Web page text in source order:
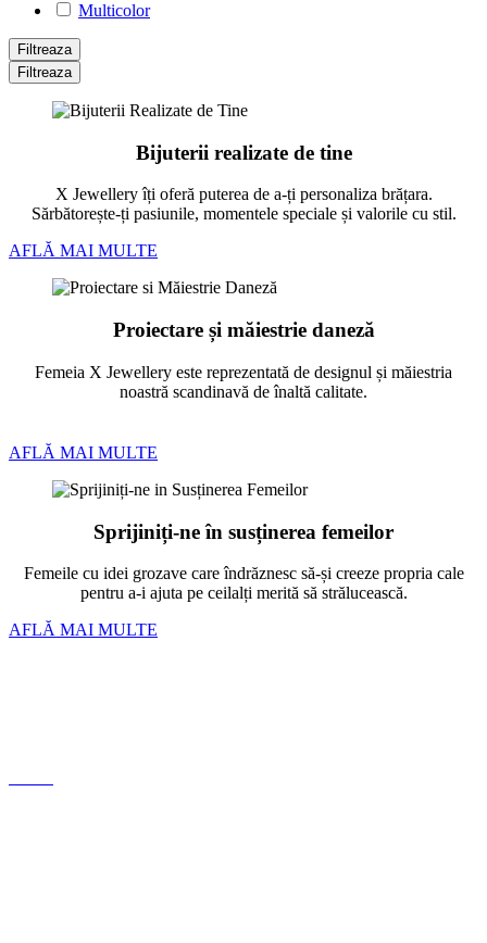
Multicolor
Filtreaza
Filtreaza
Bijuterii realizate de tine
X Jewellery îți oferă puterea de a-ți personaliza brățara.
Sărbătorește-ți pasiunile, momentele speciale și valorile cu stil.
AFLĂ MAI MULTE
Proiectare și măiestrie daneză
Femeia X Jewellery este reprezentată de designul și măiestria
noastră scandinavă de înaltă calitate.
AFLĂ MAI MULTE
Sprijiniți-ne în susținerea femeilor
Femeile cu idei grozave care îndrăznesc să-și creeze propria cale
pentru a-i ajuta pe ceilalți merită să strălucească.
AFLĂ MAI MULTE